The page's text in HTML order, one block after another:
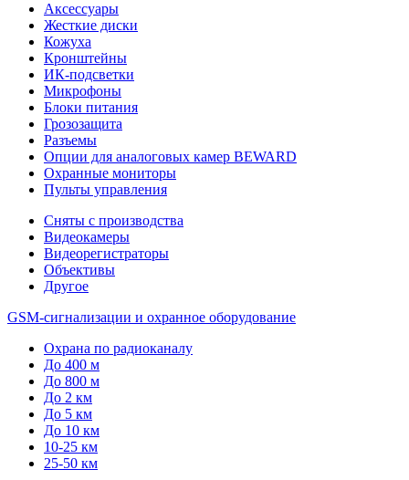
Аксессуары
Жесткие диски
Кожуха
Кронштейны
ИК-подсветки
Микрофоны
Блоки питания
Грозозащита
Разъемы
Опции для аналоговых камер BEWARD
Охранные мониторы
Пульты управления
Сняты с производства
Видеокамеры
Видеорегистраторы
Объективы
Другое
GSM-сигнализации и охранное оборудование
Охрана по радиоканалу
До 400 м
До 800 м
До 2 км
До 5 км
До 10 км
10-25 км
25-50 км